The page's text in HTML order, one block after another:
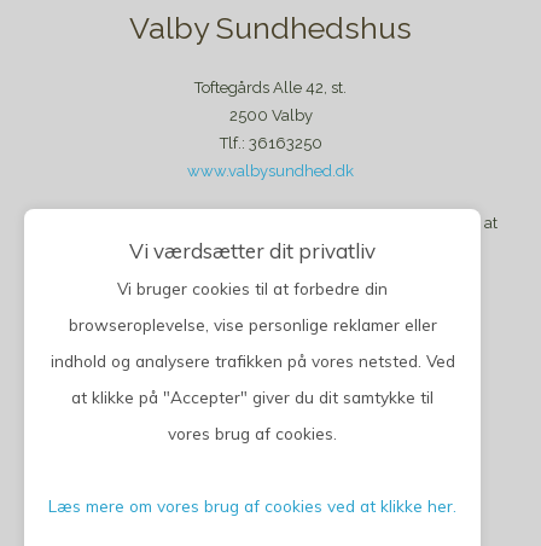
Valby Sundhedshus
Toftegårds Alle 42, st.
2500 Valby
Tlf.: 36163250
www.valbysundhed.dk
Klinikken har lukket for tilgang af nye patienter. Det forventes at
der igen åbnes op for tilgang primo 2023.
Privatlivspolitik
Vi værdsætter dit privatliv
Vi bruger cookies til at forbedre din
browseroplevelse, vise personlige reklamer eller
indhold og analysere trafikken på vores netsted. Ved
at klikke på "Accepter" giver du dit samtykke til
vores brug af cookies.
Læs mere om vores brug af cookies ved at klikke her.